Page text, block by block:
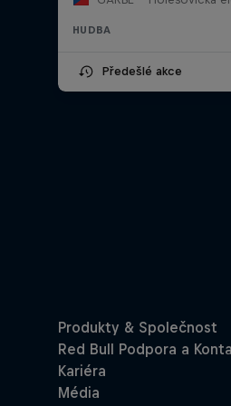
HUDBA
Předešlé akce